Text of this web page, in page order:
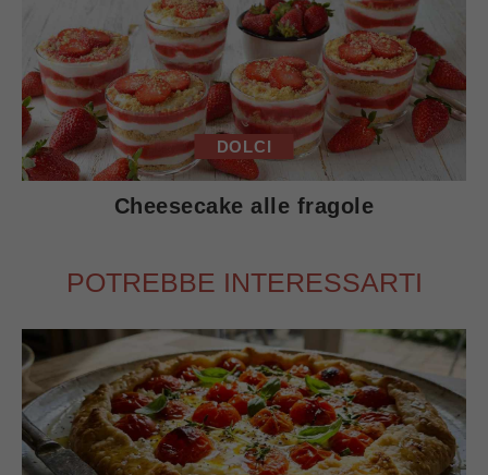
DOLCI
Cheesecake alle fragole
POTREBBE INTERESSARTI